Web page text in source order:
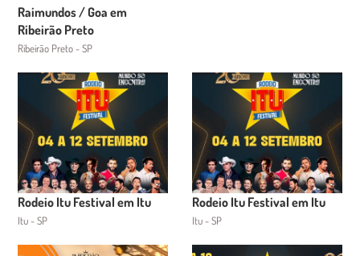
Raimundos / Goa em
Ribeirão Preto
Ribeirão Preto - SP
Rodeio Itu Festival em Itu
Itu - SP
Rodeio Itu Festival em Itu
Itu - SP